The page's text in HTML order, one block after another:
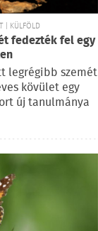
| KÜLFÖLD
fedezték fel egy
legrégibb szemét
kövület egy
új tanulmánya